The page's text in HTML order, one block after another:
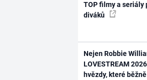
TOP filmy a seriály
diváků
Nejen Robbie
LOVESTREAM
hvězdy, které